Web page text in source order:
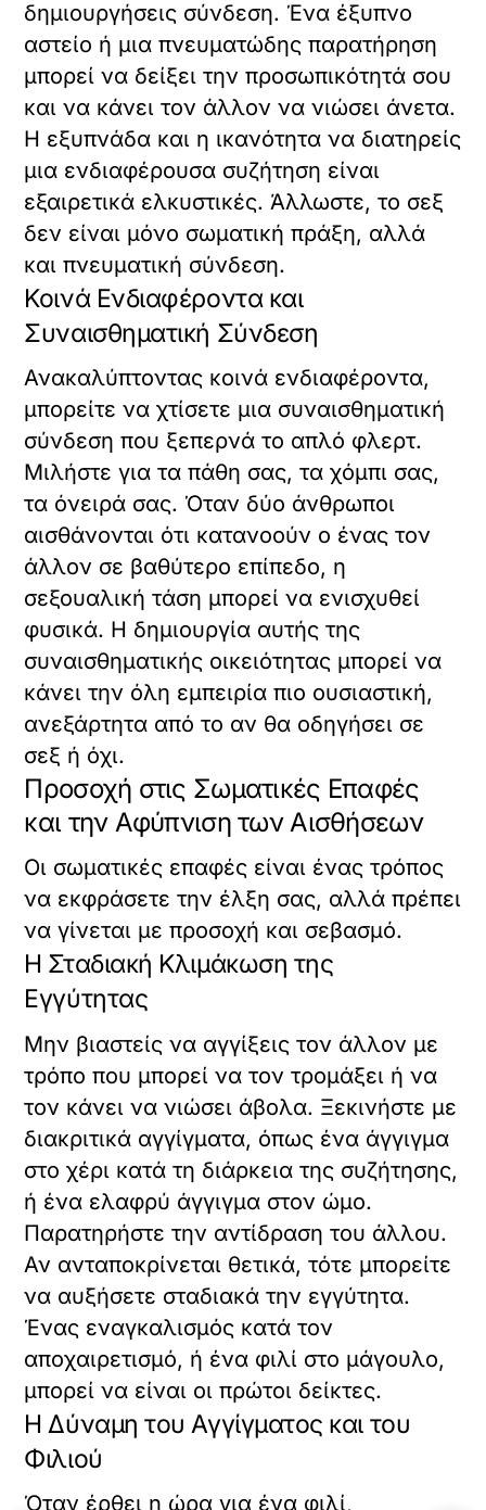
δημιουργήσεις σύνδεση. Ένα έξυπνο
αστείο ή μια πνευματώδης παρατήρηση
μπορεί να δείξει την προσωπικότητά σου
και να κάνει τον άλλον να νιώσει άνετα.
Η εξυπνάδα και η ικανότητα να διατηρείς
μια ενδιαφέρουσα συζήτηση είναι
εξαιρετικά ελκυστικές. Άλλωστε, το σεξ
δεν είναι μόνο σωματική πράξη, αλλά
και πνευματική σύνδεση.
Κοινά Ενδιαφέροντα και
Συναισθηματική Σύνδεση
Ανακαλύπτοντας κοινά ενδιαφέροντα,
μπορείτε να χτίσετε μια συναισθηματική
σύνδεση που ξεπερνά το απλό φλερτ.
Μιλήστε για τα πάθη σας, τα χόμπι σας,
τα όνειρά σας. Όταν δύο άνθρωποι
αισθάνονται ότι κατανοούν ο ένας τον
άλλον σε βαθύτερο επίπεδο, η
σεξουαλική τάση μπορεί να ενισχυθεί
φυσικά. Η δημιουργία αυτής της
συναισθηματικής οικειότητας μπορεί να
κάνει την όλη εμπειρία πιο ουσιαστική,
ανεξάρτητα από το αν θα οδηγήσει σε
σεξ ή όχι.
Προσοχή στις Σωματικές Επαφές
και την Αφύπνιση των Αισθήσεων
Οι σωματικές επαφές είναι ένας τρόπος
να εκφράσετε την έλξη σας, αλλά πρέπει
να γίνεται με προσοχή και σεβασμό.
Η Σταδιακή Κλιμάκωση της
Εγγύτητας
Μην βιαστείς να αγγίξεις τον άλλον με
τρόπο που μπορεί να τον τρομάξει ή να
τον κάνει να νιώσει άβολα. Ξεκινήστε με
διακριτικά αγγίγματα, όπως ένα άγγιγμα
στο χέρι κατά τη διάρκεια της συζήτησης,
ή ένα ελαφρύ άγγιγμα στον ώμο.
Παρατηρήστε την αντίδραση του άλλου.
Αν ανταποκρίνεται θετικά, τότε μπορείτε
να αυξήσετε σταδιακά την εγγύτητα.
Ένας εναγκαλισμός κατά τον
αποχαιρετισμό, ή ένα φιλί στο μάγουλο,
μπορεί να είναι οι πρώτοι δείκτες.
Η Δύναμη του Αγγίγματος και του
Φιλιού
Όταν έρθει η ώρα για ένα φιλί,